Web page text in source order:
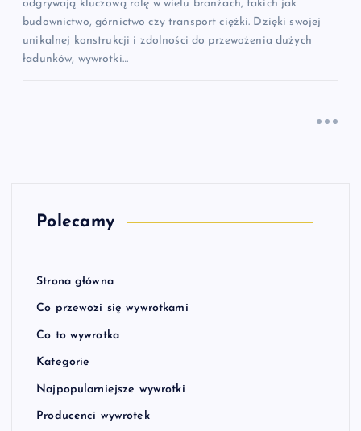
odgrywają kluczową rolę w wielu branżach, takich jak
budownictwo, górnictwo czy transport ciężki. Dzięki swojej
unikalnej konstrukcji i zdolności do przewożenia dużych
ładunków, wywrotki…
Polecamy
Strona główna
Co przewozi się wywrotkami
Co to wywrotka
Kategorie
Najpopularniejsze wywrotki
Producenci wywrotek